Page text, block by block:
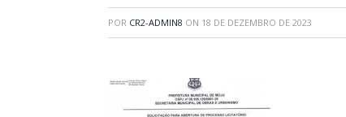
POR CR2-ADMIN8 ON 18 DE DEZEMBRO DE 2023